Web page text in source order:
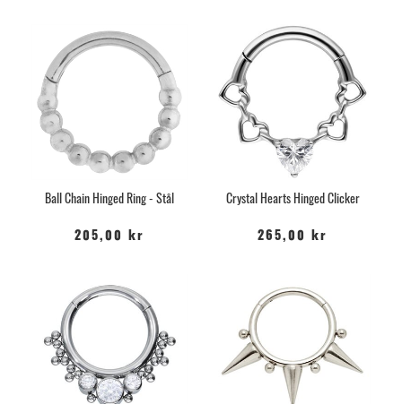
Ball Chain Hinged Ring - Stål
205,00 kr
Crystal Hearts Hinged Clicker
265,00 kr